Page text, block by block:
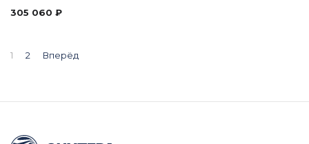
305 060 ₽
1 2 Вперёд